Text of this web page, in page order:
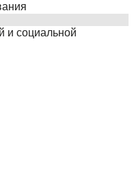
и социальной